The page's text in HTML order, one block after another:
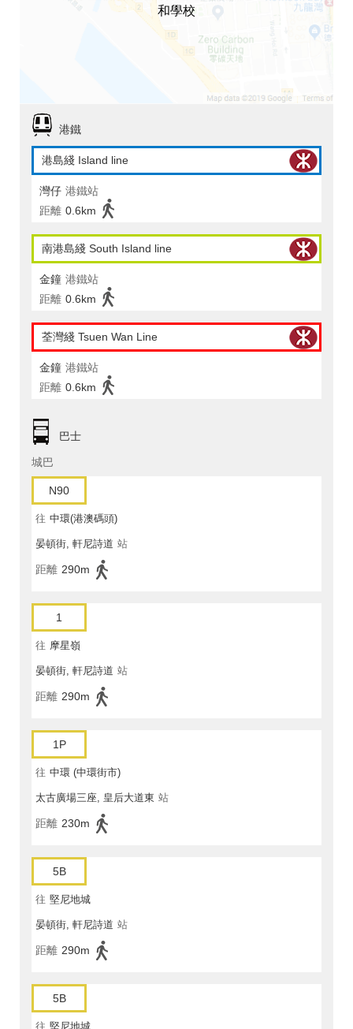
和學校
港鐵
港島綫 Island line
灣仔 港鐵站
距離 0.6km
南港島綫 South Island line
金鐘 港鐵站
距離 0.6km
荃灣綫 Tsuen Wan Line
金鐘 港鐵站
距離 0.6km
巴士
城巴
N90
往 中環(港澳碼頭)
晏頓街, 軒尼詩道 站
距離 290m
1
往 摩星嶺
晏頓街, 軒尼詩道 站
距離 290m
1P
往 中環 (中環街市)
太古廣場三座, 皇后大道東 站
距離 230m
5B
往 堅尼地城
晏頓街, 軒尼詩道 站
距離 290m
5B
往 堅尼地城